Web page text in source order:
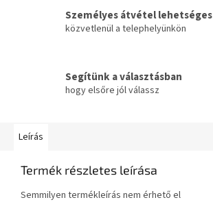
Személyes átvétel lehetséges
közvetlenül a telephelyünkön
Segítünk a választásban
hogy elsőre jól válassz
Leírás
Termék részletes leírása
Semmilyen termékleírás nem érhető el